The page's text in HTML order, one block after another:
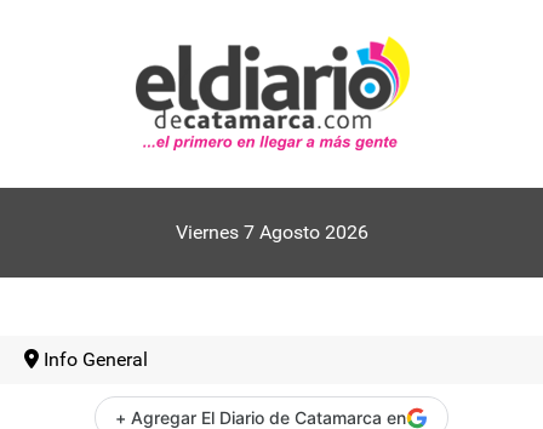
Viernes 7 Agosto 2026
Info General
+ Agregar El Diario de Catamarca en